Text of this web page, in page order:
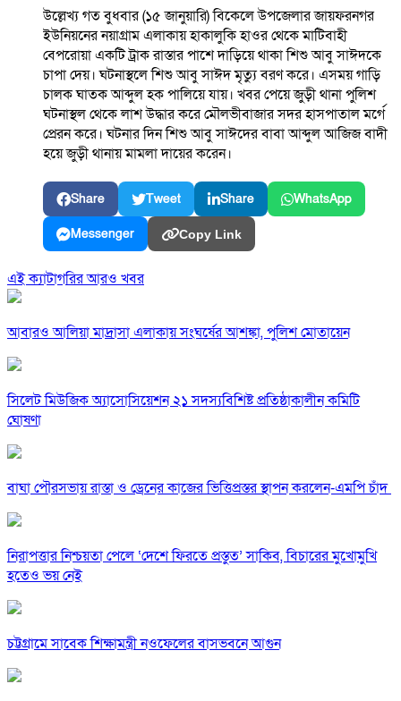
উল্লেখ্য গত বুধবার (১৫ জানুয়ারি) বিকেলে উপজেলার জায়ফরনগর
ইউনিয়নের নয়াগ্রাম এলাকায় হাকালুকি হাওর থেকে মাটিবাহী
বেপরোয়া একটি ট্রাক রাস্তার পাশে দাড়িয়ে থাকা শিশু আবু সাঈদকে
চাপা দেয়। ঘটনাস্থলে শিশু আবু সাঈদ মৃত্যু বরণ করে। এসময় গাড়ি
চালক ঘাতক আব্দুল হক পালিয়ে যায়। খবর পেয়ে জুড়ী থানা পুলিশ
ঘটনাস্থল থেকে লাশ উদ্ধার করে মৌলভীবাজার সদর হাসপাতাল মর্গে
প্রেরন করে। ঘটনার দিন শিশু আবু সাঈদের বাবা আব্দুল আজিজ বাদী
হয়ে জুড়ী থানায় মামলা দায়ের করেন।
Share Tweet Share WhatsApp
Messenger Copy Link
এই ক্যাটাগরির আরও খবর
আবারও আলিয়া মাদ্রাসা এলাকায় সংঘর্ষের আশঙ্কা, পুলিশ মোতায়েন
সিলেট মিউজিক অ্যাসোসিয়েশন ২১ সদস্যবিশিষ্ট প্রতিষ্ঠাকালীন কমিটি
ঘোষণা
বাঘা পৌরসভায় রাস্তা ও ড্রেনের কাজের ভিত্তিপ্রস্তর স্থাপন করলেন-এমপি চাঁদ
নিরাপত্তার নিশ্চয়তা পেলে ‘দেশে ফিরতে প্রস্তুত’ সাকিব, বিচারের মুখোমুখি
হতেও ভয় নেই
চট্টগ্রামে সাবেক শিক্ষামন্ত্রী নওফেলের বাসভবনে আগুন